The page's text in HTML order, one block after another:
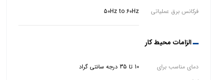
فرکانس برق عملیاتی 50Hz to 60Hz
الزامات محیط کار
دمای مناسب برای
10 تا 35 درجه سانتی گراد